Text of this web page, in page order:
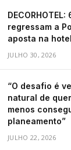
regressam a
aposta na
JULHO 30, 2026
“O desafio é
natural de
menos
planeamento”
JULHO 22, 2026